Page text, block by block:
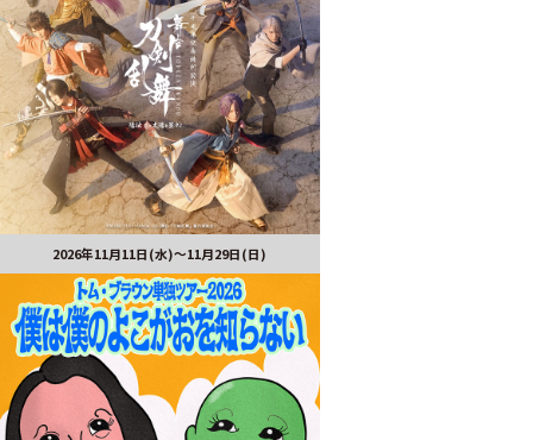
2026年11月11日(水)～11月29日(日)